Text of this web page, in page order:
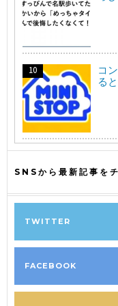
コ
る
SNSから最新記事を
TWITTER
FACEBOOK